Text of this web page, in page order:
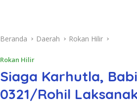
Beranda Daerah Rokan Hilir
Rokan Hilir
Siaga Karhutla,
0321/Rohil